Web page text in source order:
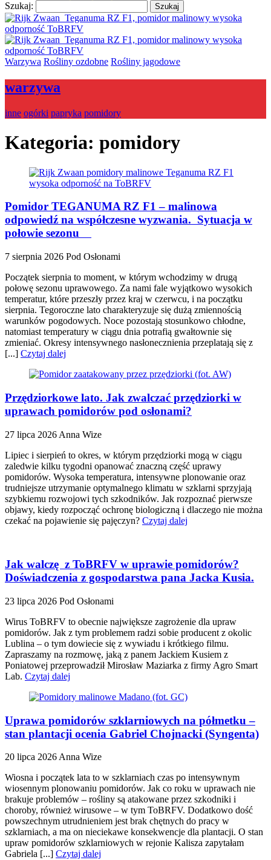
Szukaj:
Warzywa Rośliny ozdobne Rośliny jagodowe
warzywa
inne ogórki papryka pomidory
Kategoria: pomidory
Pomidor TEGANUMA RZ F1 – malinowa
odpowiedź na współczesne wyzwania. Sytuacja w
połowie sezonu
7 sierpnia 2026 Pod Osłonami
Początek sierpnia to moment, w którym wchodzimy w drugą
połowę sezonu uprawowego. Za nami fale wyjątkowo wysokich
temperatur, które przeszły przez kraj w czerwcu, i na początku
sierpnia. Tegoroczne lato charakteryzuje się dużą zmiennością
warunków pogodowych. Noce pozostają stosunkowo chłodne,
natomiast temperatury w ciągu dnia potrafią gwałtownie się
zmieniać. Okresy intensywnego nasłonecznienia przeplatają się z
[...] Czytaj dalej
Przędziorkowe lato. Jak zwalczać przędziorki w
uprawach pomidorów pod osłonami?
27 lipca 2026 Anna Wize
Lipiec i sierpień to okres, w którym przędziorki mogą w ciągu
zaledwie kilku tygodni opanować znaczną część uprawy
pomidorów. Wysoka temperatura, intensywne plonowanie oraz
trudniejsze utrzymanie optymalnego klimatu w szklarni sprzyjają
szybkiemu rozwojowi tych szkodników. Jak rozpoznać pierwsze
objawy, kiedy rozpocząć ochronę biologiczną i dlaczego nie można
czekać na pojawienie się pajęczyn? Czytaj dalej
Jak walczę z ToBRFV w uprawie pomidorów?
Doświadczenia z gospodarstwa pana Jacka Kusia.
23 lipca 2026 Pod Osłonami
Wirus ToBRFV to obecnie największe zagrożenie dla upraw
pomidorów. Jak z tym problemem radzi sobie producent z okolic
Lublina – o tym dowiecie się z wywiadu i krótkiego filmu.
Zapraszamy na rozmowę, jaką z panem Jackiem Kusiem z
Poniatowej przeprowadził Mirosław Maziarka z firmy Agro Smart
Lab. Czytaj dalej
Uprawa pomidorów szklarniowych na półmetku –
stan plantacji ocenia Gabriel Chojnacki (Syngenta)
20 lipca 2026Anna Wize
Wiosna i początek lata to w szklarniach czas po intensywnym
wiosennym plonowaniu pomidorów. Jak co roku w uprawach nie
brakuje problemów – rośliny są atakowane przez szkodniki i
choroby, również wirusowe – w tym ToBRFV. Dodatkowo dość
powszechnym utrudnieniem jest brak chętnych do pracy w
szklarniach, a ma on nieciekawe konsekwencje dla plantacji. O stan
upraw pomidorów szklarniowych w rejonie Kalisza zapytałam
Gabriela [...] Czytaj dalej